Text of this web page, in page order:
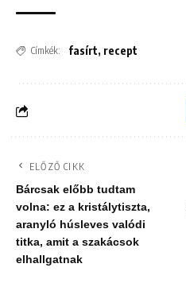
Címkék: fasírt, recept
ELŐZŐ CIKK
Bárcsak előbb tudtam
volna: ez a kristálytiszta,
aranyló húsleves valódi
titka, amit a szakácsok
elhallgatnak